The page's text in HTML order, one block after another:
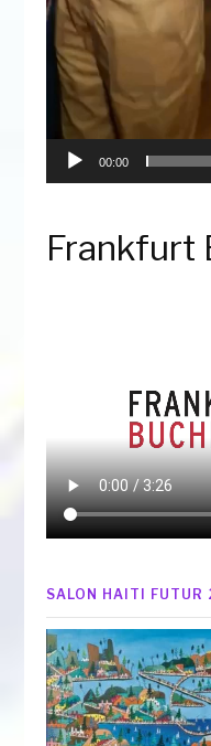
00:00
Frankfurt
SALON HAITI FUTUR